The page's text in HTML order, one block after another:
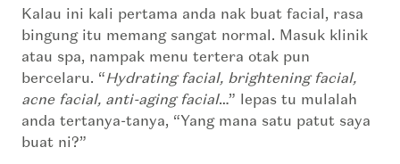
Kalau ini kali pertama anda nak buat facial, rasa
bingung itu memang sangat normal. Masuk klinik
atau spa, nampak menu tertera otak pun
bercelaru. “Hydrating facial, brightening facial,
acne facial, anti-aging facial…” lepas tu mulalah
anda tertanya-tanya, “Yang mana satu patut saya
buat ni?”